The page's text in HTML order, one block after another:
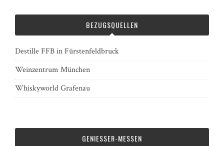
BEZUGSQUELLEN
Destille FFB in Fürstenfeldbruck
Weinzentrum München
Whiskyworld Grafenau
GENIESSER-MESSEN